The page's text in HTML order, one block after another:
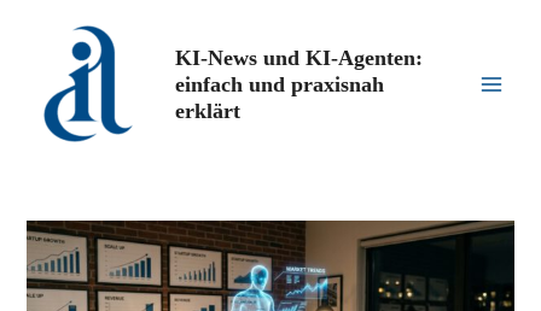
springen
KI-News und KI-Agenten:
einfach und praxisnah
erklärt